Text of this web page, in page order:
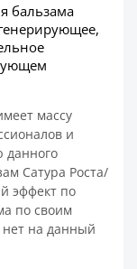
бальзама
массу
и
Сатура Роста/
эффект по
по своим
на данный